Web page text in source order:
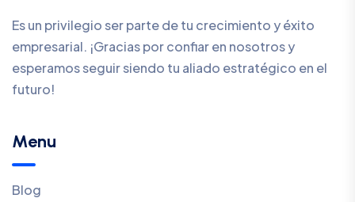
Es un privilegio ser parte de tu crecimiento y éxito
empresarial. ¡Gracias por confiar en nosotros y
esperamos seguir siendo tu aliado estratégico en el
futuro!
Menu
Blog